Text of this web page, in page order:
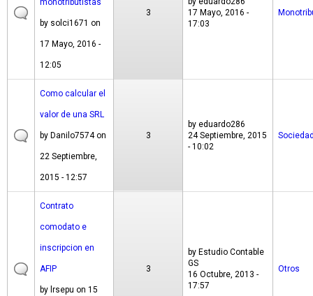
monotributistas
by solci1671 on
17 Mayo, 2016 -
12:05
3
17 Mayo, 2016 -
17:03
Como calcular el
valor de una SRL
by Danilo7574on
22 Septiembre,
2015 - 12:57
3
by eduardo286
24 Septiembre, 2015
- 10:02
Contrato
comodato e
inscripcion en
AFIP
by lrsepu on 15
3
by Estudio Contable
GS
16 Octubre, 2013 -
17:57
Otros